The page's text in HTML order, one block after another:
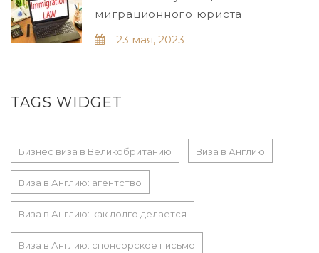
миграционного юриста
23 мая, 2023
TAGS WIDGET
Бизнес виза в Великобританию Виза в Англию
Виза в Англию: агентство
Виза в Англию: как долго делается
Виза в Англию: спонсорское письмо